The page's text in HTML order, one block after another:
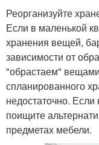
Реорганизуйте
Если в маленькой
хранения вещей,
зависимости от
"обрастаем"
спланированного
недостаточно.
поищите
предметах мебели.